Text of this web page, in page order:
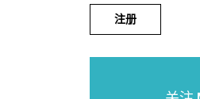
注册